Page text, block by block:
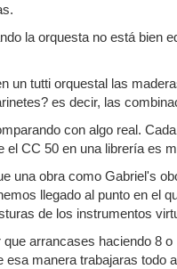
la orquesta no está bien
un tutti orquestal las
es decir, las
con algo real.
CC 50 en una librería es
una obra como Gabriel's
llegado al punto en el
de los instrumentos
arrancases haciendo 8
manera trabajaras todo